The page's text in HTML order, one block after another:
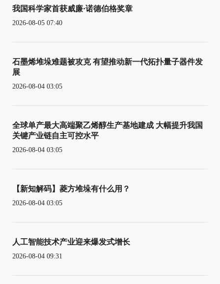
我国科学家首获威廉·诺德伯格奖章
2026-08-05 07:40
石墨烯堆垛难题被攻克 有望推动新一代拓扑量子器件发
展
2026-08-04 03:05
全球单产最大高端聚乙烯醇生产基地建成 大幅提升我国
关键产业链自主可控水平
2026-08-04 03:05
【新知解码】菱方堆垛有什么用？
2026-08-04 03:05
人工智能技术产业迎来爆发式增长
2026-08-04 09:31